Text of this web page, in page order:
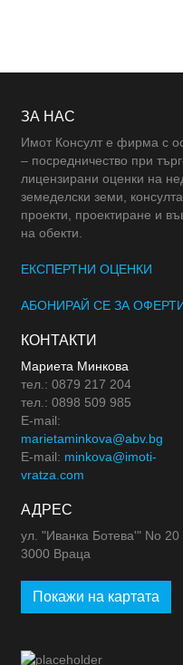
ЗА НАС
Имот Консулт е фирма с
– посредничество при
лицензирани оценки на
земеделски земи,
проекти, проектиране и
на обекти.
ЕКСПЕРТНИ ОЦЕНКИ
АБОНИРАЙ СЕ ЗА ОФЕРТИ
КОНТАКТИ
Мариета Минкова
тел.: 0879 217 204
тел.: 0898 509 985
E-mail:
marietaminkova@abv.bg
E-mail: minkova@imoti-
vratza.com
АДРЕС
ул. "Иванка Ботева'" No 20
3000 Враца
Покажи на картата